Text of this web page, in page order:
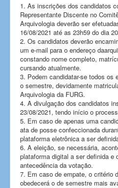
1. As inscrições dos candidatos
Representante Discente no
Arquivologia deverão ser
16/08/2021 até as 23h59 do dia
2. Os candidatos deverão
um e-mail para o endereço
constando nome completo,
cursando atualmente.
3. Podem candidatar-se todos os
o semestre, devidamente
Arquivologia da FURG.
4. A divulgação dos candidatos
23/08/2021, tendo início o
5. Em caso de apenas uma
ata de posse confeccionada
plataforma eletrônica a ser
6. A eleição, se necessária,
plataforma digital a ser definida e
antecedência da votação.
7. Em caso de empate, o critério
obedecerá o de semestre mais